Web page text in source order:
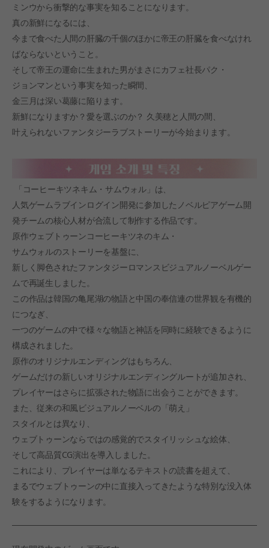
ミンウから衝撃的な事実を知ることになります。
真の新鮮になるには、
今まで食べた人間の肝臓の千個のほかに帝王の肝臓を食べなけれ
ばならないということ。
そして帝王の運命に生まれた男がまさにカフェ社長パク・
ジョンマンという事実を知った瞬間、
金三月は深い葛藤に陥ります。
新鮮になりますか？愛を選ぶのか？ 久美穂と人間の間、
叶えられないファンタジーラブストーリーが今始まります。
「コーヒーキツネキム・サムウォル」は、
人気ゲームラブインログイン開発に参加したノベルピアゲーム開
発チームの核心人材が合流して制作する作品です。
原作ウェブトゥーンコーヒーキツネのキム・
サムウォルのストーリーを基盤に、
新しく脚色されたファンタジーロマンスビジュアルノーベルゲー
ムで再誕生しました。
この作品は韓国の亀尾湖の物語と中国の奉信連の世界観を有機的
につなぎ、
一つのゲームの中で様々な物語と神話を同時に経験できるように
構成されました。
原作のオリジナルエンディングはもちろん、
ゲームだけの新しいオリジナルエンディングルートが追加され、
プレイヤーはさらに拡張された物語に出会うことができます。
また、従来の和風ビジュアルノーベルの「萌え」
スタイルとは異なり、
ウェブトゥーンならではの感覚的でスタイリッシュな絵体、
そして高品質CG演出を導入しました。
これにより、プレイヤーは単なるテキストの読書を超えて、
まるでウェブトゥーンの中に直接入ってきたような特別な没入体
験をするようになります。